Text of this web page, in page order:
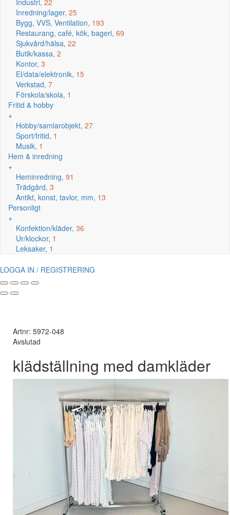
Industri, 22
Inredning/lager, 25
Bygg, VVS, Ventilation, 193
Restaurang, café, kök, bageri, 69
Sjukvård/hälsa, 22
Butik/kassa, 2
Kontor, 3
El/data/elektronik, 15
Verkstad, 7
Förskola/skola, 1
Fritid & hobby
+
Hobby/samlarobjekt, 27
Sport/fritid, 1
Musik, 1
Hem & inredning
+
Heminredning, 91
Trädgård, 3
Antikt, konst, tavlor, mm, 13
Personligt
+
Konfektion/kläder, 36
Ur/klockor, 1
Leksaker, 1
LOGGA IN / REGISTRERING
Artnr: 5972-048
Avslutad
klädställning med damkläder